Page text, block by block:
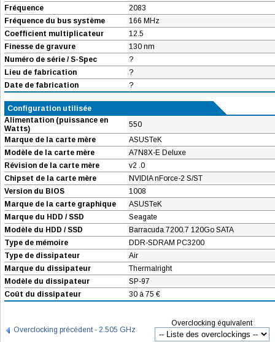
Fréquence
2083
Fréquence du bus système
166 MHz
Coefficient multiplicateur
12.5
Finesse de gravure
130 nm
Numéro de série / S-Spec
?
Lieu de fabrication
?
Date de fabrication
?
Configuration utilisée
Alimentation (puissance en
Watts)
550
Marque de la carte mère
ASUSTeK
Modèle de la carte mère
A7N8X-E Deluxe
Révision de la carte mère
v2 .0
Chipset de la carte mère
NVIDIA nForce-2 S/ST
Version du BIOS
1008
Marque de la carte graphique
ASUSTeK
Marque du HDD / SSD
Seagate
Modèle du HDD / SSD
Barracuda 7200.7 120Go SATA
Type de mémoire
DDR-SDRAM PC3200
Type de dissipateur
Air
Marque du dissipateur
Thermalright
Modèle du dissipateur
SP-97
Coût du dissipateur
30 à 75 €
Overclocking précédent - 2.505 GHz
Overclocking équivalent